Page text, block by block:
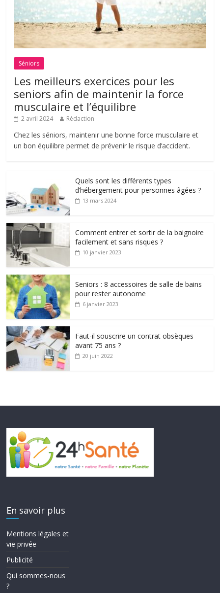
Séniors
Les meilleurs exercices pour les
seniors afin de maintenir la force
musculaire et l’équilibre
2 avril 2024 Rédaction
Chez les séniors, maintenir une bonne force musculaire et
un bon équilibre permet de prévenir le risque d’accident.
Quels sont les différents types
d’hébergement pour personnes âgées ?
13 mars 2024
Comment entrer et sortir de la baignoire
facilement et sans risques ?
10 janvier 2023
Seniors : 8 accessoires de salle de bains
pour rester autonome
6 janvier 2023
Faut-il souscrire un contrat obsèques
avant 75 ans ?
20 juin 2022
En savoir plus
Mentions légales et
vie privée
Publicité
Qui sommes-nous
?